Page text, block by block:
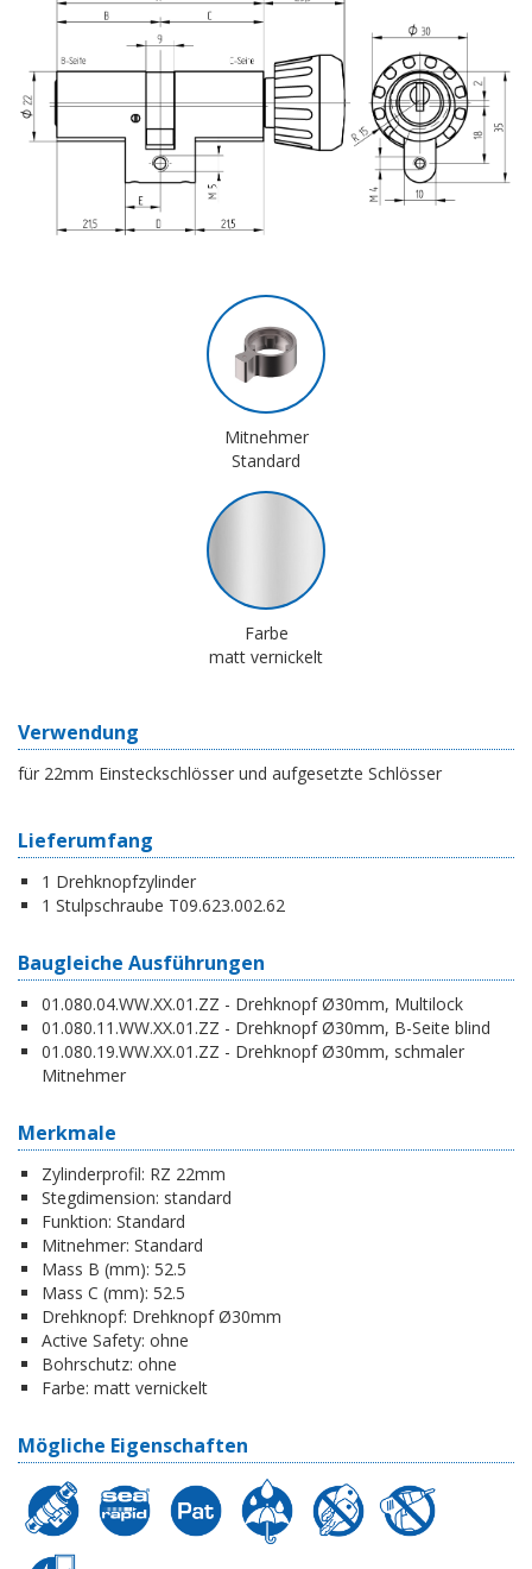
Mitnehmer
Standard
Farbe
matt vernickelt
Verwendung
für 22mm Einsteckschlösser und aufgesetzte Schlösser
Lieferumfang
1 Drehknopfzylinder
1 Stulpschraube T09.623.002.62
Baugleiche Ausführungen
01.080.04.WW.XX.01.ZZ - Drehknopf Ø30mm, Multilock
01.080.11.WW.XX.01.ZZ - Drehknopf Ø30mm, B-Seite blind
01.080.19.WW.XX.01.ZZ - Drehknopf Ø30mm, schmaler
Mitnehmer
Merkmale
Zylinderprofil: RZ 22mm
Stegdimension: standard
Funktion: Standard
Mitnehmer: Standard
Mass B (mm): 52.5
Mass C (mm): 52.5
Drehknopf: Drehknopf Ø30mm
Active Safety: ohne
Bohrschutz: ohne
Farbe: matt vernickelt
Mögliche Eigenschaften